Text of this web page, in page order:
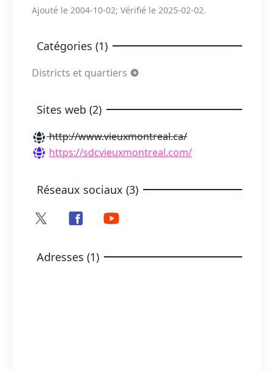
Ajouté le 2004-10-02; Vérifié le 2025-02-02.
Catégories (1)
Districts et quartiers
Sites web (2)
http://www.vieuxmontreal.ca/
https://sdcvieuxmontreal.com/
Réseaux sociaux (3)
Adresses (1)